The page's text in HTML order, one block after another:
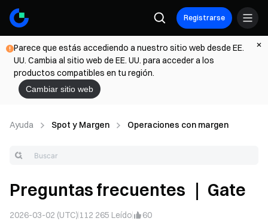
Registrarse
Parece que estás accediendo a nuestro sitio web desde EE.
UU. Cambia al sitio web de EE. UU. para acceder a los
productos compatibles en tu región.
Cambiar sitio web
Ayuda Spot y Margen Operaciones con margen
Preguntas frecuentes ｜ Gate
2026-03-02 (UTC) 112 265 Leído 60